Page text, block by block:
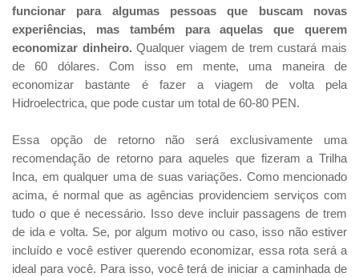
funcionar para algumas pessoas que buscam novas
experiências, mas também para aquelas que querem
economizar dinheiro. Qualquer viagem de trem custará mais
de 60 dólares. Com isso em mente, uma maneira de
economizar bastante é fazer a viagem de volta pela
Hidroelectrica, que pode custar um total de 60-80 PEN.
Essa opção de retorno não será exclusivamente uma
recomendação de retorno para aqueles que fizeram a Trilha
Inca, em qualquer uma de suas variações. Como mencionado
acima, é normal que as agências providenciem serviços com
tudo o que é necessário. Isso deve incluir passagens de trem
de ida e volta. Se, por algum motivo ou caso, isso não estiver
incluído e você estiver querendo economizar, essa rota será a
ideal para você. Para isso, você terá de iniciar a caminhada de